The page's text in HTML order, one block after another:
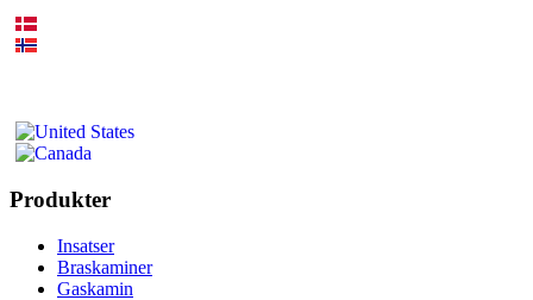
Produkter
Insatser
Braskaminer
Gaskamin